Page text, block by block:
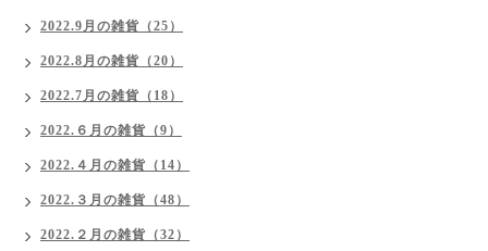
2022.9月の雑貨（25）
2022.8月の雑貨（20）
2022.7月の雑貨（18）
2022.６月の雑貨（9）
2022.４月の雑貨（14）
2022.３月の雑貨（48）
2022.２月の雑貨（32）